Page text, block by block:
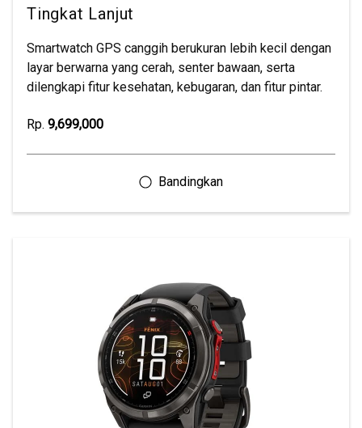
Tingkat Lanjut
Smartwatch GPS canggih berukuran lebih kecil dengan
layar berwarna yang cerah, senter bawaan, serta
dilengkapi fitur kesehatan, kebugaran, dan fitur pintar.
Rp. 9,699,000